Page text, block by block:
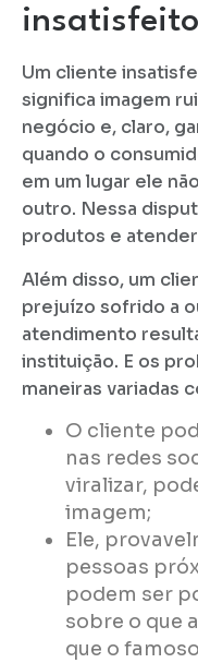
Um cliente
significa imagem
negócio e, claro,
quando o
em um lugar ele
outro. Nessa
produtos e
Além disso, um
prejuízo sofrido a
atendimento
instituição. E os
maneiras variadas
O cliente
nas redes
viralizar,
imagem;
Ele,
pessoas
podem ser
sobre o que
que o